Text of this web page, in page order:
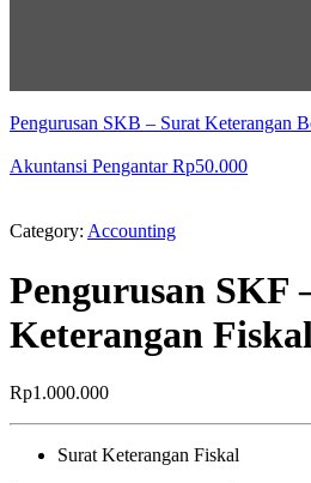
Pengurusan SKB – Surat Keterangan
Akuntansi Pengantar Rp50.000
Category: Accounting
Pengurusan SKF
Keterangan Fiskal
Rp1.000.000
Surat Keterangan Fiskal